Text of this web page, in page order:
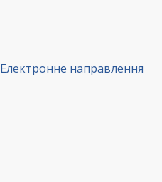
Електронне направлення